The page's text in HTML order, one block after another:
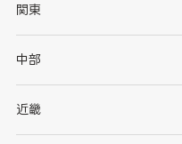
北海道
岩手県
秋田県
関東
茨城県
群馬県
中部
新潟県
近畿